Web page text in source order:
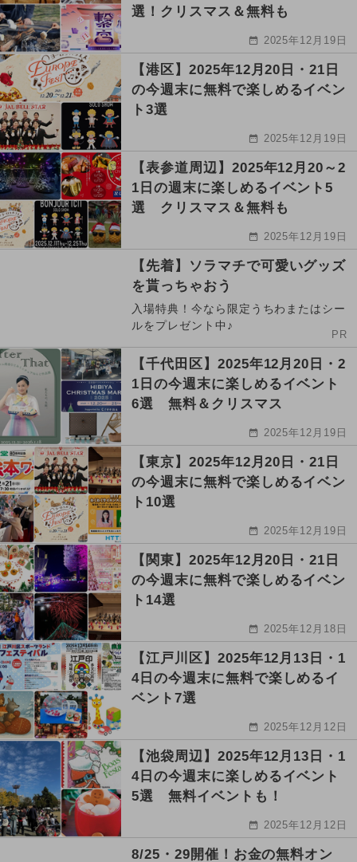
選！クリスマス＆無料も
2025年12月19日
【港区】2025年12月20日・21日
の今週末に無料で楽しめるイベン
ト3選
2025年12月19日
【表参道周辺】2025年12月20～2
1日の週末に楽しめるイベント5
選 クリスマス＆無料も
2025年12月19日
【先着】ソラマチで可愛いグッズ
を貰っちゃおう
入場特典！今なら限定うちわまたはシー
ルをプレゼント中♪
PR
【千代田区】2025年12月20日・2
1日の今週末に楽しめるイベント
6選 無料＆クリスマス
2025年12月19日
【東京】2025年12月20日・21日
の今週末に無料で楽しめるイベン
ト10選
2025年12月19日
【関東】2025年12月20日・21日
の今週末に無料で楽しめるイベン
ト14選
2025年12月18日
【江戸川区】2025年12月13日・1
4日の今週末に無料で楽しめるイ
ベント7選
2025年12月12日
【池袋周辺】2025年12月13日・1
4日の今週末に楽しめるイベント
5選 無料イベントも！
2025年12月12日
8/25・29開催！お金の無料オン